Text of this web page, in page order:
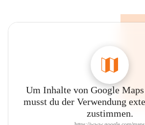
Um Inhalte von Google
musst du der Verwendung
zustimmen.